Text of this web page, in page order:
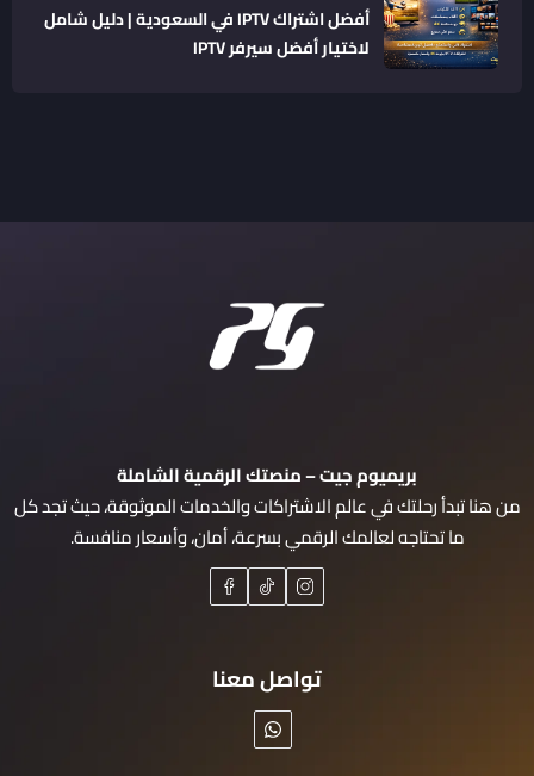
أفضل اشتراك IPTV في السعودية | دليل شامل
لاختيار أفضل سيرفر IPTV
بريميوم جيت – منصتك الرقمية الشاملة
من هنا تبدأ رحلتك في عالم الاشتراكات والخدمات الموثوقة، حيث تجد كل
ما تحتاجه لعالمك الرقمي بسرعة، أمان، وأسعار منافسة.
تواصل معنا